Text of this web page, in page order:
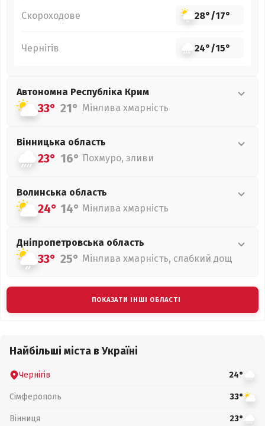
Скороходове 28°/17°
Чернігів 24°/15°
Автономна Республіка Крим
33° 21° Мінлива хмарність
Вінницька область
23° 16° Похмуро, зливи
Волинська область
24° 14° Мінлива хмарність
Дніпропетровська область
33° 25° Мінлива хмарність, слабкий дощ
ПОКАЗАТИ ІНШІ ОБЛАСТІ
Найбільші міста в Україні
Чернігів 24°
Сімферополь 33°
Вінниця 23°